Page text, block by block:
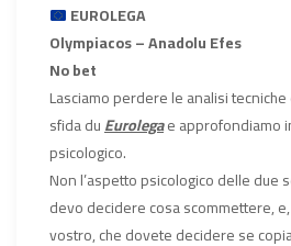
EUROLEGA
Olympiacos – Anadolu Efes
No bet
Lasciamo perdere le analisi
sfida duEurolegae approfondiamo
psicologico.
Non l’aspetto psicologico delle due
devo decidere cosa scommettere,
vostro, che dovete decidere se